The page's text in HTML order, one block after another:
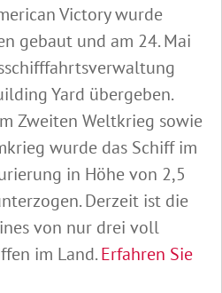
Victory wurde
gebaut und am 24. Mai
Yard übergeben.
Zweiten Weltkrieg sowie
wurde das Schiff im
in Höhe von 2,5
Derzeit ist die
von nur drei voll
im Land.Erfahren Sie